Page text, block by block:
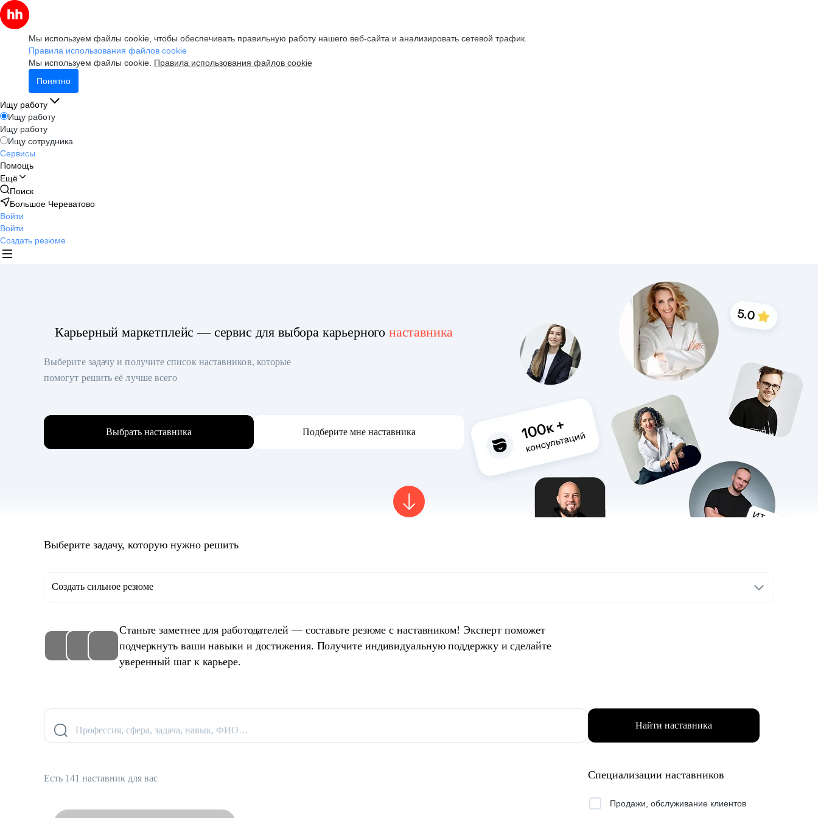
Мы используем файлы cookie, чтобы обеспечивать правильную работу нашего веб-сайта и анализировать сетевой трафик.
Правила использования файлов cookie
Мы используем файлы cookie. Правила использования файлов cookie
Понятно
Ищу работу
Ищу работу
Ищу работу
Ищу сотрудника
Сервисы
Помощь
Ещё
Поиск
Большое Череватово
Войти
Войти
Создать резюме
Карьерный маркетплейс — сервис для выбора карьерного наставника
Выберите задачу и получите список наставников, которые
помогут решить её лучше всего
Выбрать наставника Подберите мне наставника
Выберите задачу, которую нужно решить
Создать сильное резюме
Станьте заметнее для работодателей — составьте резюме с наставником! Эксперт поможет
подчеркнуть ваши навыки и достижения. Получите индивидуальную поддержку и сделайте
уверенный шаг к карьере.
Профессия, сфера, задача, навык, ФИО… Найти наставника
Есть 141 наставник для вас Специализации наставников
Продажи, обслуживание клиентов